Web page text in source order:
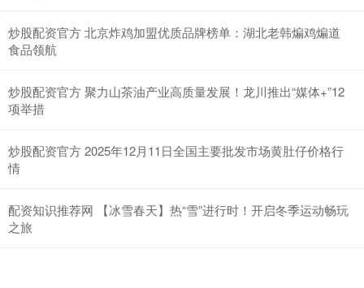
炒股配资官方 北京炸鸡加盟优质品牌榜单：湖北老韩煸鸡煸道
食品领航
炒股配资官方 聚力山茶油产业高质量发展！龙川推出“媒体+”12
项举措
炒股配资官方 2025年12月11日全国主要批发市场黄肚仔价格行
情
配资知识推荐网 【冰雪春天】热“雪”进行时！开启冬季运动畅玩
之旅